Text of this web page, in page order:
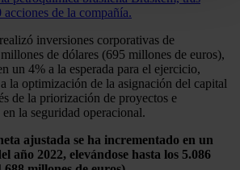
específicas (huellas
sobre cómo se procesan sus
establezca sus preferencias en la
. Puede cambiar o retirar su
momento en la Declaración
sitio web se usan para personalizar
de la compañía.
inversiones corporativas de
de dólares (695 millones de euros),
un 4% a la esperada para el ejercicio,
la optimización de la asignación del capital
de la priorización de proyectos e
la seguridad operacional.
ajustada se ha incrementado en un
año 2022, elevándose hasta los 5.086